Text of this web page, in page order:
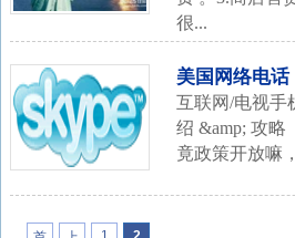
很...
美国网络电话
互联网/电视
绍 &amp;
竟政策开放嘛